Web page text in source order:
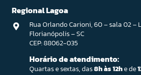
Regional Lagoa
Rua Orlando Carioni, 60 – sala 02 –
Florianópolis – SC
CEP: 88062-035
Horário de atendimento:
Quartas e sextas, das8h às 12he de